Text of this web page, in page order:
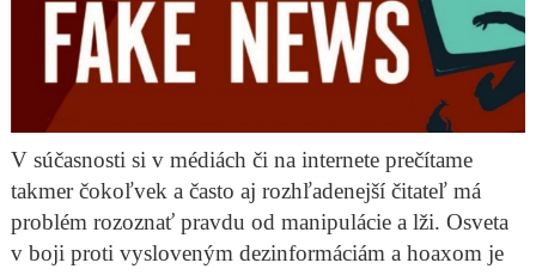
V súčasnosti si v médiách či na internete prečítame
takmer čokoľvek a často aj rozhľadenejší čitateľ má
problém rozoznať pravdu od manipulácie a lži. Osveta
v boji proti vysloveným dezinformáciám a hoaxom je